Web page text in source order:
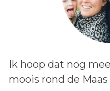
Lees het bericht:
Ik hoop dat nog
moois rond de